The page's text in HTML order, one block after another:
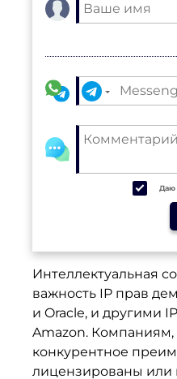
Даю
Интеллектуальная
важность IP прав
и Oracle, и другими
Amazon. Компаниям,
конкурентное
лицензированы или